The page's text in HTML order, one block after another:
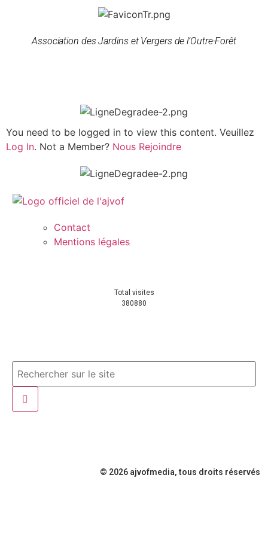
Association des Jardins et Vergers de l’Outre-Forêt
You need to be logged in to view this content. Veuillez
Log In. Not a Member? Nous Rejoindre
Contact
Mentions légales
Total visites
380880
© 2026 ajvofmedia, tous droits réservés